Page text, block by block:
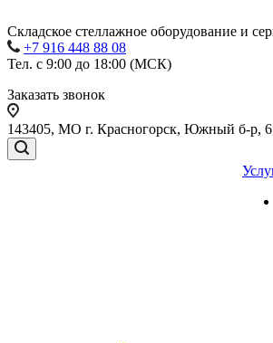
Складское стеллажное оборудование и
+7 916 448 88 08
Тел. с 9:00 до 18:00 (МСК)
Заказать звонок
143405, МО г. Красногорск, Южный б-р, 6